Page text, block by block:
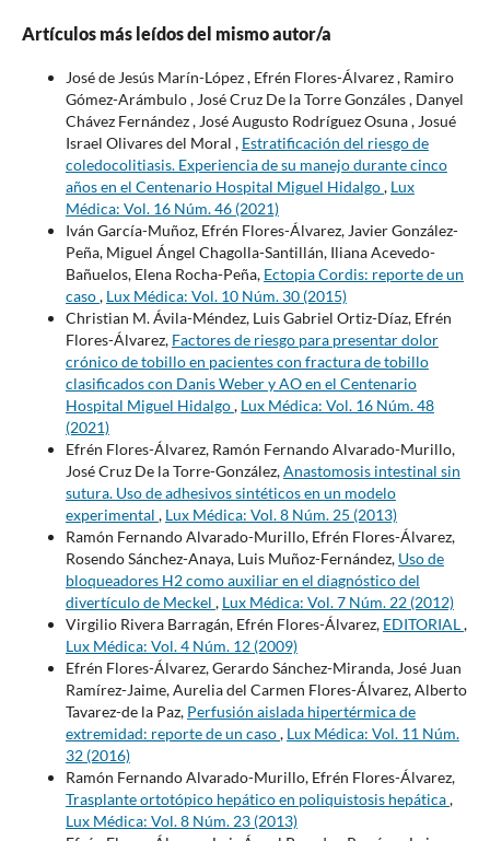
Artículos más leídos del mismo autor/a
José de Jesús Marín-López , Efrén Flores-Álvarez , Ramiro
Gómez-Arámbulo , José Cruz De la Torre Gonzáles , Danyel
Chávez Fernández , José Augusto Rodríguez Osuna , Josué
Israel Olivares del Moral , Estratificación del riesgo de
coledocolitiasis. Experiencia de su manejo durante cinco
años en el Centenario Hospital Miguel Hidalgo, Lux
Médica: Vol. 16 Núm. 46 (2021)
Iván García-Muñoz, Efrén Flores-Álvarez, Javier González-
Peña, Miguel Ángel Chagolla-Santillán, Iliana Acevedo-
Bañuelos, Elena Rocha-Peña, Ectopia Cordis: reporte de un
caso, Lux Médica: Vol. 10 Núm. 30 (2015)
Christian M. Ávila-Méndez, Luis Gabriel Ortiz-Díaz, Efrén
Flores-Álvarez, Factores de riesgo para presentar dolor
crónico de tobillo en pacientes con fractura de tobillo
clasificados con Danis Weber y AO en el Centenario
Hospital Miguel Hidalgo, Lux Médica: Vol. 16 Núm. 48
(2021)
Efrén Flores-Álvarez, Ramón Fernando Alvarado-Murillo,
José Cruz De la Torre-González,Anastomosis intestinal sin
sutura. Uso de adhesivos sintéticos en un modelo
experimental , Lux Médica: Vol. 8 Núm. 25 (2013)
Ramón Fernando Alvarado-Murillo, Efrén Flores-Álvarez,
Rosendo Sánchez-Anaya, Luis Muñoz-Fernández, Uso de
bloqueadores H2 como auxiliar en el diagnóstico del
divertículo de Meckel , Lux Médica: Vol. 7 Núm. 22 (2012)
Virgilio Rivera Barragán, Efrén Flores-Álvarez, EDITORIAL,
Lux Médica: Vol. 4 Núm. 12 (2009)
Efrén Flores-Álvarez, Gerardo Sánchez-Miranda, José Juan
Ramírez-Jaime, Aurelia del Carmen Flores-Álvarez, Alberto
Tavarez-de la Paz, Perfusión aislada hipertérmica de
extremidad: reporte de un caso, Lux Médica: Vol. 11 Núm.
32 (2016)
Ramón Fernando Alvarado-Murillo, Efrén Flores-Álvarez,
Trasplante ortotópico hepático en poliquistosis hepática,
Lux Médica: Vol. 8 Núm. 23 (2013)